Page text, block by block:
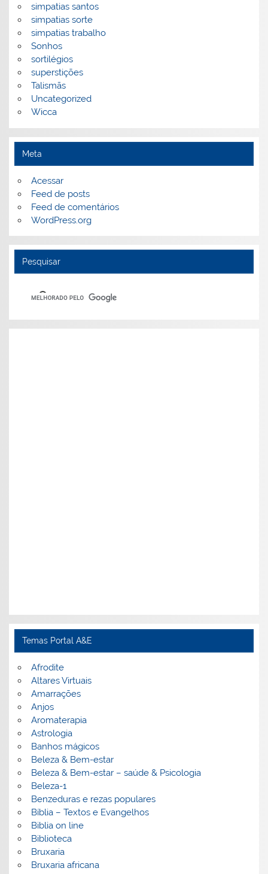
simpatias santos
simpatias sorte
simpatias trabalho
Sonhos
sortilégios
superstições
Talismãs
Uncategorized
Wicca
Meta
Acessar
Feed de posts
Feed de comentários
WordPress.org
Pesquisar
Temas Portal A&E
Afrodite
Altares Virtuais
Amarrações
Anjos
Aromaterapia
Astrologia
Banhos mágicos
Beleza & Bem-estar
Beleza & Bem-estar – saúde & Psicologia
Beleza-1
Benzeduras e rezas populares
Bíblia – Textos e Evangelhos
Biblia on line
Biblioteca
Bruxaria
Bruxaria africana